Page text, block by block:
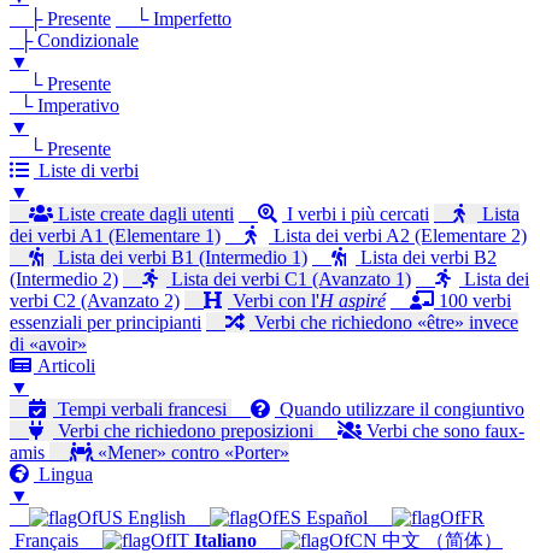
├ Presente
└ Imperfetto
├ Condizionale
▼
└ Presente
└ Imperativo
▼
└ Presente
Liste di verbi
▼
Liste create dagli utenti
I verbi i più cercati
Lista
dei verbi A1 (Elementare 1)
Lista dei verbi A2 (Elementare 2)
Lista dei verbi B1 (Intermedio 1)
Lista dei verbi B2
(Intermedio 2)
Lista dei verbi C1 (Avanzato 1)
Lista dei
verbi C2 (Avanzato 2)
Verbi con l'H aspiré
100 verbi
essenziali per principianti
Verbi che richiedono «être» invece
di «avoir»
Articoli
▼
Tempi verbali francesi
Quando utilizzare il congiuntivo
Verbi che richiedono preposizioni
Verbi che sono faux-
amis
«Mener» contro «Porter»
Lingua
▼
English
Español
Français
Italiano
中文 （简体）